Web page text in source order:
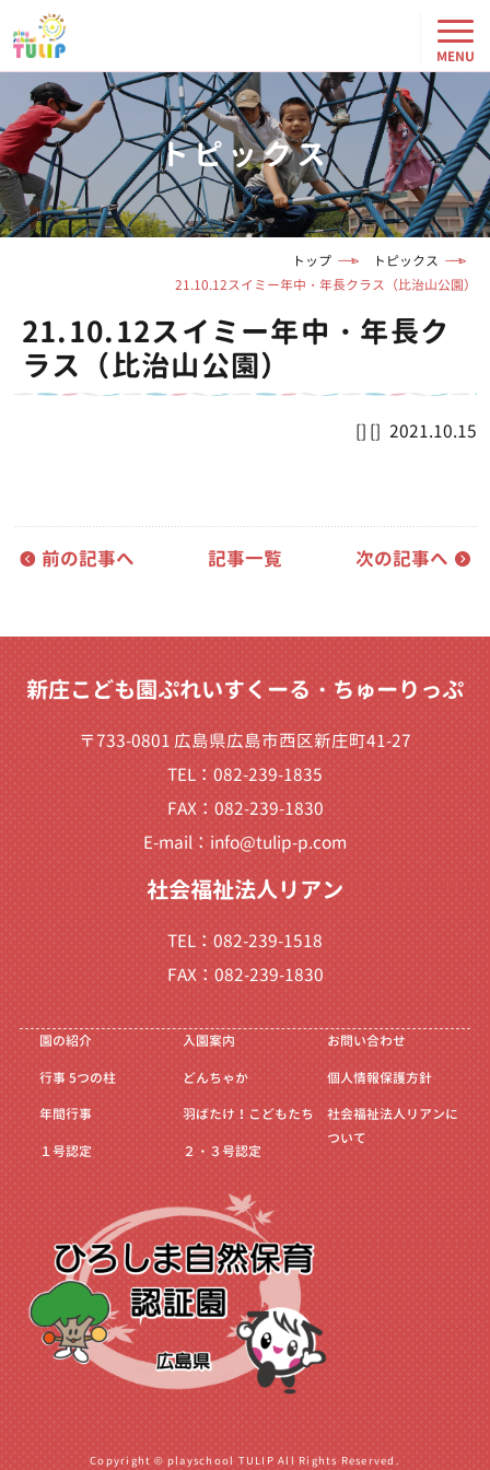
トピックス
トップ
トピックス
21.10.12スイミー年中・年長クラス（比治山公園）
21.10.12スイミー年中・年長ク
ラス（比治山公園）
2021.10.15
前の記事へ 記事一覧 次の記事へ
新庄こども園ぷれいすくーる・ちゅーりっぷ
〒733-0801 広島県広島市西区新庄町41-27
TEL：082-239-1835
FAX：082-239-1830
E-mail： info@tulip-p.com
社会福祉法人リアン
TEL：082-239-1518
FAX：082-239-1830
園の紹介
行事5つの柱
年間行事
１号認定
入園案内
どんちゃか
羽ばたけ！こどもたち
２・３号認定
お問い合わせ
個人情報保護方針
社会福祉法人リアンに
ついて
Copyright © playschool TULIP All Rights Reserved.